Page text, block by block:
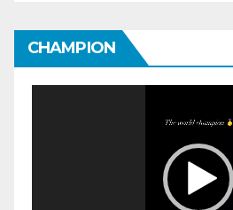
CHAMPION